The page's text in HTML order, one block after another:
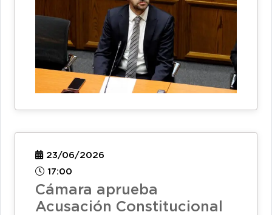
23/06/2026
17:00
Cámara aprueba
Acusación Constitucional